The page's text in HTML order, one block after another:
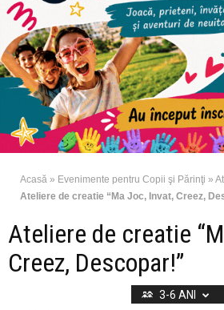
Acasă » Evenimente pentru Copii şi Părinţi »
Ateliere de creatie “Ma Joc, Invat, Creez,
Ateliere de creatie
Creez, Descopar!”
3-6 ANI